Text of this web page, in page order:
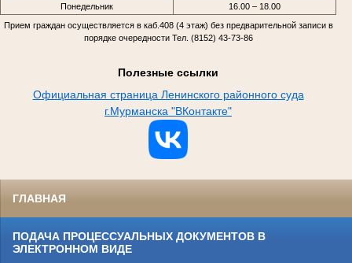
Понедельник
16.00 – 18.00
Прием граждан осуществляется в каб.408 (4 этаж) без предварительной записи в
порядке очередности Тел. (8152) 43-73-86
Полезные ссылки
Официальная страница Ленинского районного суда
г.Мурманска "ВКонтакте"
ГЛАВНАЯ
ПОДАЧА ПРОЦЕССУАЛЬНЫХ ДОКУМЕНТОВ В
ЭЛЕКТРОННОМ ВИДЕ